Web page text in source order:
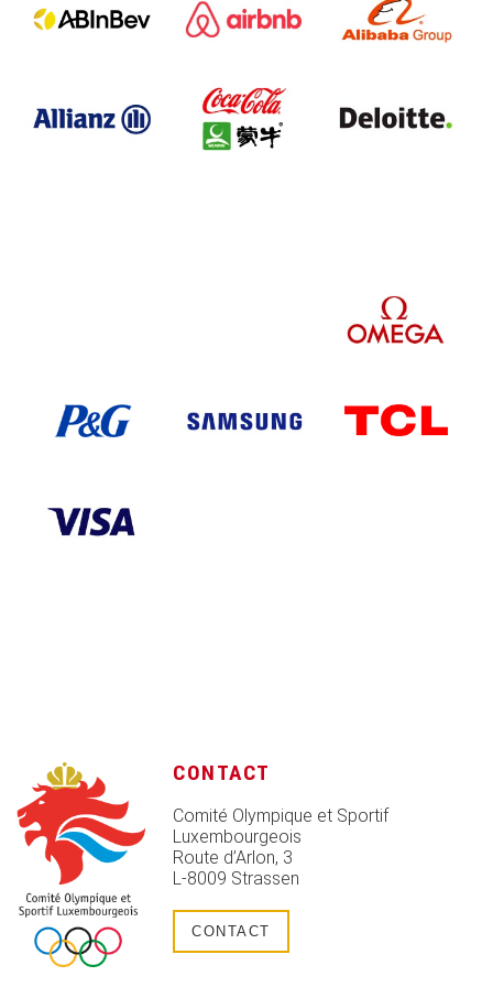
CONTACT
Comité Olympique et Sportif
Luxembourgeois
Route d’Arlon, 3
L-8009 Strassen
CONTACT